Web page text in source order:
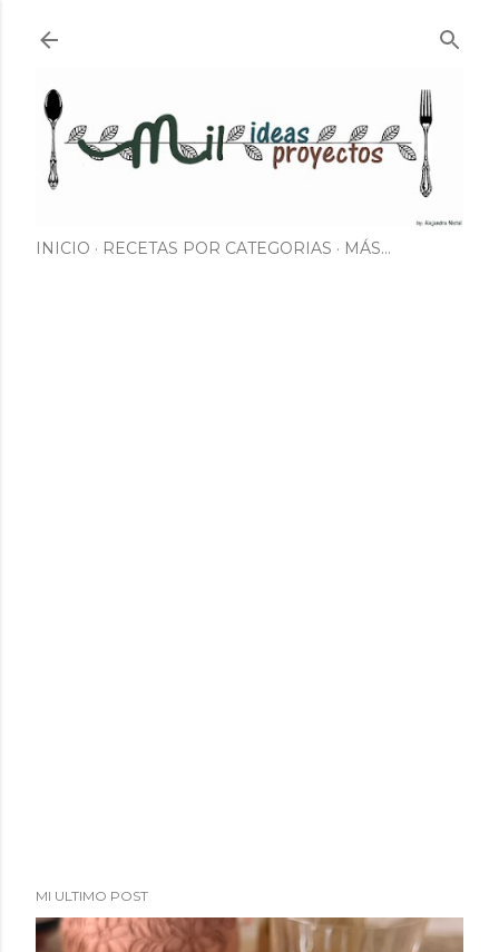
INICIO RECETAS POR CATEGORIAS MÁS…
MI ULTIMO POST